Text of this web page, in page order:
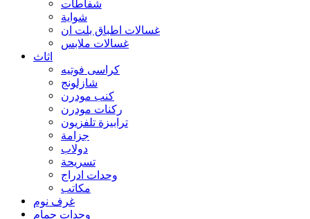
شفاطات
شواية
غسالات اطباق بلت ان
غسالات ملابس
اثاث
كراسى فوتيه
شازلونج
كنب مودرن
ركنات مودرن
ترابيزة تلفزيون
جزامة
دولاب
تسريحة
وحدات ادراج
مكاتب
غرف نوم
وحدات حمام